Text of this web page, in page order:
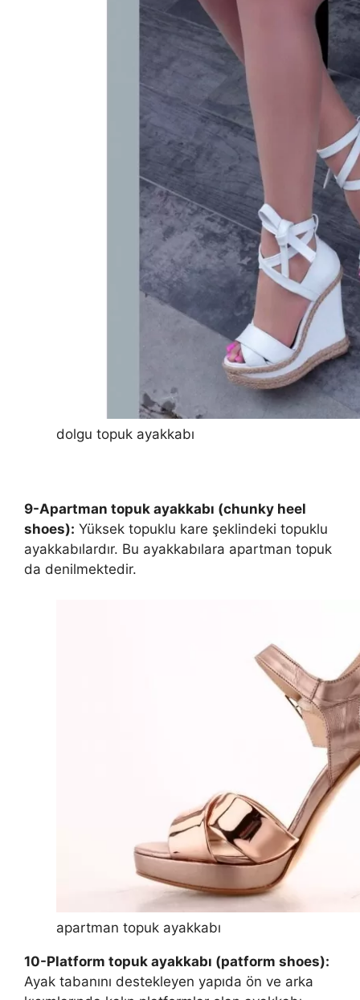
dolgu topuk ayakkabı
9-Apartman topuk ayakkabı (chunky heel
shoes): Yüksek topuklu kare şeklindeki topuklu
ayakkabılardır. Bu ayakkabılara apartman topuk
da denilmektedir.
apartman topuk ayakkabı
10-Platform topuk ayakkabı (patform shoes):
Ayak tabanını destekleyen yapıda ön ve arka